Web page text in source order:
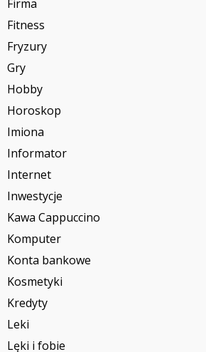
Firma
Fitness
Fryzury
Gry
Hobby
Horoskop
Imiona
Informator
Internet
Inwestycje
Kawa Cappuccino
Komputer
Konta bankowe
Kosmetyki
Kredyty
Leki
Lęki i fobie